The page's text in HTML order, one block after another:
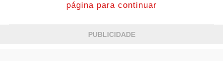
página para continuar
PUBLICIDADE